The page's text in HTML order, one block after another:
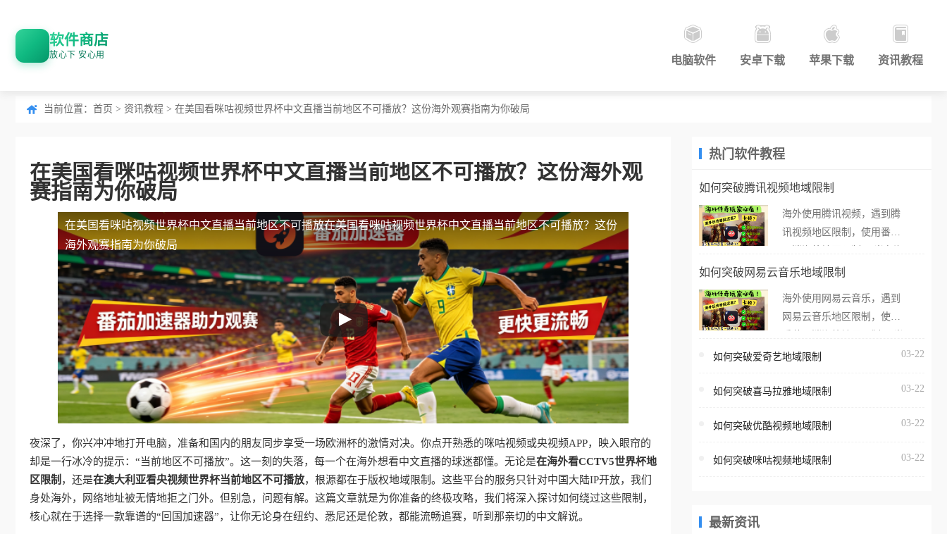
软件商店
放心下 安心用 电脑软件 安卓下载 苹果下载 资讯教程
当前位置： 首页 > 资讯教程 > 在美国看咪咕视频世界杯中文直播当前地区不可播放？这份海外观赛指南为你破局
在美国看咪咕视频世界杯中文直播当前地区不可播放？这份海外观
赛指南为你破局
在美国看咪咕视频世界杯中文直播当前地区不可播放在美国看咪咕视频世界杯中文直播当前地区不可播放？这份
海外观赛指南为你破局
夜深了，你兴冲冲地打开电脑，准备和国内的朋友同步享受一场欧洲杯的激情对决。你点开熟悉的咪咕视频或央视频APP，映入眼帘的
却是一行冰冷的提示：“当前地区不可播放”。这一刻的失落，每一个在海外想看中文直播的球迷都懂。无论是在海外看CCTV5世界杯地
区限制 ，还是在澳大利亚看央视频世界杯当前地区不可播放，根源都在于版权地域限制。这些平台的服务只针对中国大陆IP开放，我们
身处海外，网络地址被无情地拒之门外。但别急，问题有解。这篇文章就是为你准备的终极攻略，我们将深入探讨如何绕过这些限制，
核心就在于选择一款靠谱的“回国加速器”，让你无论身在纽约、悉尼还是伦敦，都能流畅追赛，听到那亲切的中文解说。
热门软件教程
如何突破腾讯视频地域限制
海外使用腾讯视频，遇到腾
讯视频地区限制，使用番茄
外打开腾讯视频，却突然弹
地区无法播放”的提示语。
海外用户如香港、澳门、台
亚、欧洲等国家和地区时，
台一样，出现地区及版权限
地区播放。 遇到这个问题的
如何突破网易云音乐地域限制
海外使用网易云音乐，遇到
网易云音乐地区限制，使用
在海外打开网易云音乐，却
所在的地区无法播放”的提示
门、台湾、美国、加拿大、
区时，网易云音乐也会像其
如何突破爱奇艺地域限制 03-22
如何突破喜马拉雅地域限制 03-22
如何突破优酷视频地域限制 03-22
如何突破咪咕视频地域限制 03-22
最新资讯